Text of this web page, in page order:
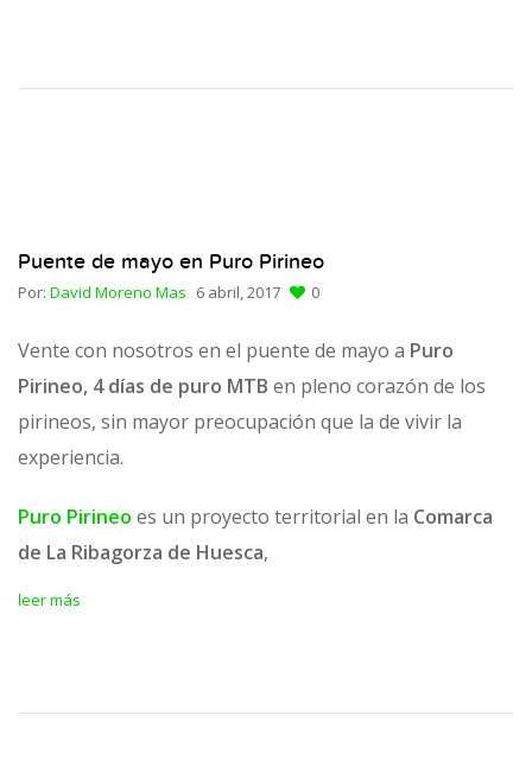
Puente de mayo en Puro Pirineo
Por: David Moreno Mas 6 abril, 2017 0
Vente con nosotros en el puente de mayo a Puro
Pirineo, 4 días de puro MTB en pleno corazón de los
pirineos, sin mayor preocupación que la de vivir la
experiencia.
Puro Pirineo es un proyecto territorial en la Comarca
de La Ribagorza de Huesca,
leer más